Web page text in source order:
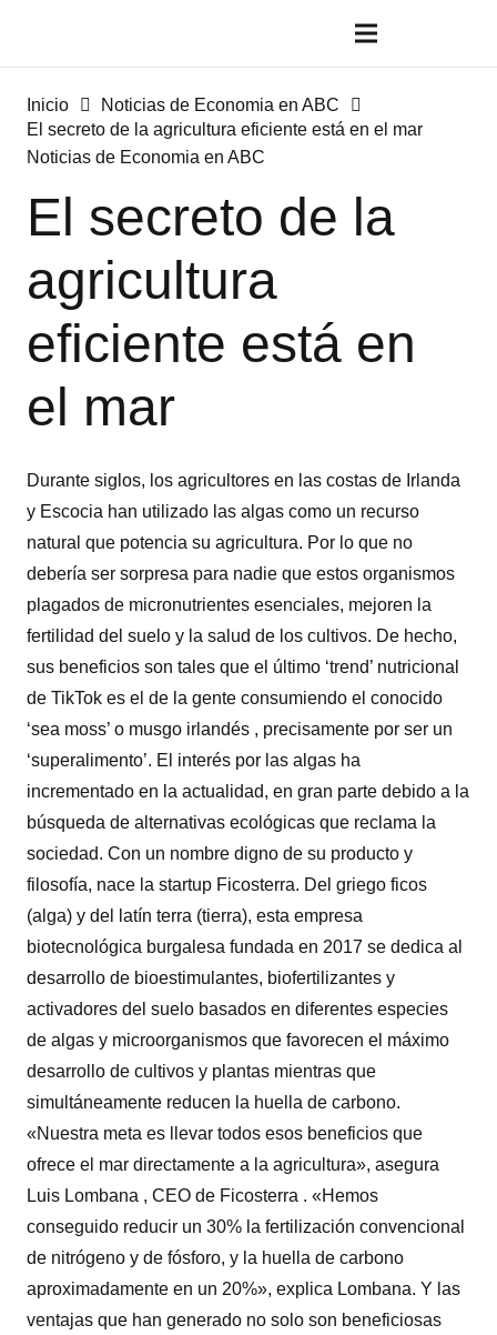
Inicio
Noticias de Economia en ABC
El secreto de la agricultura eficiente está en el mar
Noticias de Economia en ABC
El secreto de la
agricultura
eficiente está en
el mar
Durante siglos, los agricultores en las costas de Irlanda
y Escocia han utilizado las algas como un recurso
natural que potencia su agricultura. Por lo que no
debería ser sorpresa para nadie que estos organismos
plagados de micronutrientes esenciales, mejoren la
fertilidad del suelo y la salud de los cultivos. De hecho,
sus beneficios son tales que el último ‘trend’ nutricional
de TikTok es el de la gente consumiendo el conocido
‘sea moss’ o musgo irlandés , precisamente por ser un
‘superalimento’. El interés por las algas ha
incrementado en la actualidad, en gran parte debido a la
búsqueda de alternativas ecológicas que reclama la
sociedad. Con un nombre digno de su producto y
filosofía, nace la startup Ficosterra. Del griego ficos
(alga) y del latín terra (tierra), esta empresa
biotecnológica burgalesa fundada en 2017 se dedica al
desarrollo de bioestimulantes, biofertilizantes y
activadores del suelo basados en diferentes especies
de algas y microorganismos que favorecen el máximo
desarrollo de cultivos y plantas mientras que
simultáneamente reducen la huella de carbono.
«Nuestra meta es llevar todos esos beneficios que
ofrece el mar directamente a la agricultura», asegura
Luis Lombana , CEO de Ficosterra . «Hemos
conseguido reducir un 30% la fertilización convencional
de nitrógeno y de fósforo, y la huella de carbono
aproximadamente en un 20%», explica Lombana. Y las
ventajas que han generado no solo son beneficiosas